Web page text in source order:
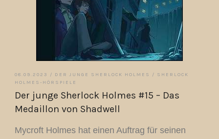
08.09.2023 / DER JUNGE SHERLOCK HOLMES / SHERLOCK
HOLMES-HÖRSPIELE
Der junge Sherlock Holmes #15 – Das
Medaillon von Shadwell
Mycroft Holmes hat einen Auftrag für seinen